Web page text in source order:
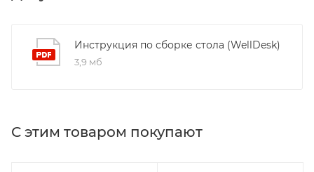
Инструкция по сборке стола (WellDesk)
3,9 мб
С этим товаром покупают